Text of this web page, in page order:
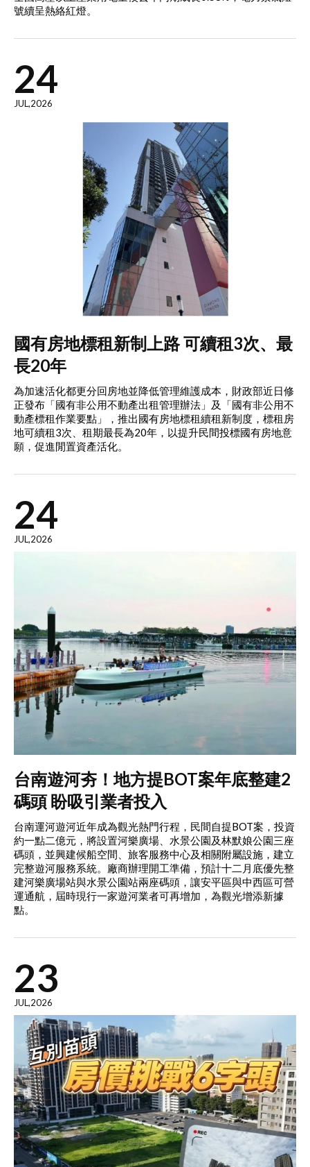
號續呈熱絡紅燈。
24
JUL,2026
國有房地標租新制上路 可續租3次、最
長20年
為加速活化都更分回房地並降低管理維護成本，財政部近日修
正發布「國有非公用不動產出租管理辦法」及「國有非公用不
動產標租作業要點」，推出國有房地標租續租新制度，標租房
地可續租3次、租期最長為20年，以提升民間投標國有房地意
願，促進閒置資產活化。
24
JUL,2026
台南遊河夯！地方提BOT案年底整建2
碼頭 盼吸引業者投入
台南運河遊河近年成為觀光熱門行程，民間自提BOT案，投資
約一點二億元，將設置河樂廣場、水景公園及林默娘公園三座
碼頭，並興建候船空間、旅客服務中心及相關附屬設施，建立
完整遊河服務系統。廠商辦理開工準備，預計十二月底優先整
建河樂廣場站與水景公園站兩座碼頭，讓安平區與中西區可營
運通航，屆時現行一家遊河業者可再增加，為觀光增添新據
點。
23
JUL,2026